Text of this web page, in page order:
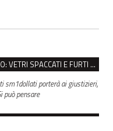
REGGIO, PIAZZALE EUROPA È UN INCUBO: VETRI SPACCATI E FURTI SULLE AUTO IN SOSTA
sm1dollati porterà ai giustizieri,
può pensare